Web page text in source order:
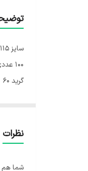
سایز ۱۱۵ میلی‌متر
۱۰۰ عددی
گرید ۶۰
نظرات
شما هم